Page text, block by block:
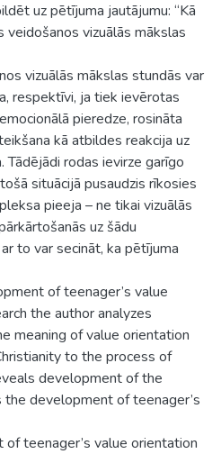
uz pētījuma jautājumu: “Kā
vizuālās mākslas
vizuālās mākslas stundās var
respektīvi, ja tiek ievērotas
pieredze, rosināta
kā atbildes reakcija uz
Tādējādi rodas ievirze garīgo
situācijā pusaudzis rīkosies
pieeja – ne tikai vizuālās
uz šādu
to var secināt, ka pētījuma
of teenager’s value
the author analyzes
meaning of value orientation
to the process of
development of the
development of teenager’s
teenager’s value orientation